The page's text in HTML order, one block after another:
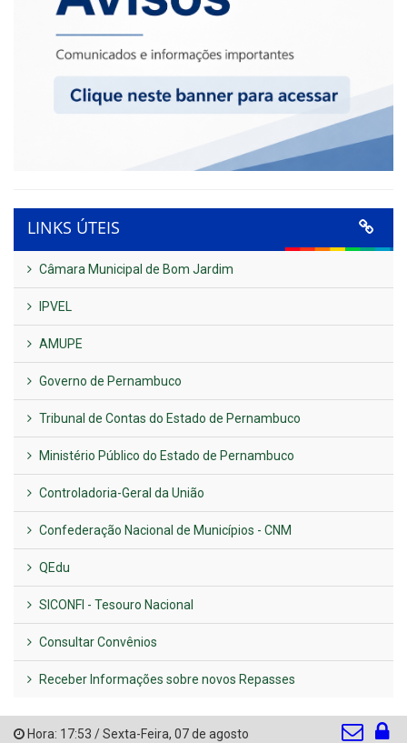
LINKS ÚTEIS
Câmara Municipal de Bom Jardim
IPVEL
AMUPE
Governo de Pernambuco
Tribunal de Contas do Estado de Pernambuco
Ministério Público do Estado de Pernambuco
Controladoria-Geral da União
Confederação Nacional de Municípios - CNM
QEdu
SICONFI - Tesouro Nacional
Consultar Convênios
Receber Informações sobre novos Repasses
Hora: 17:53 /Sexta-Feira, 07 de agosto